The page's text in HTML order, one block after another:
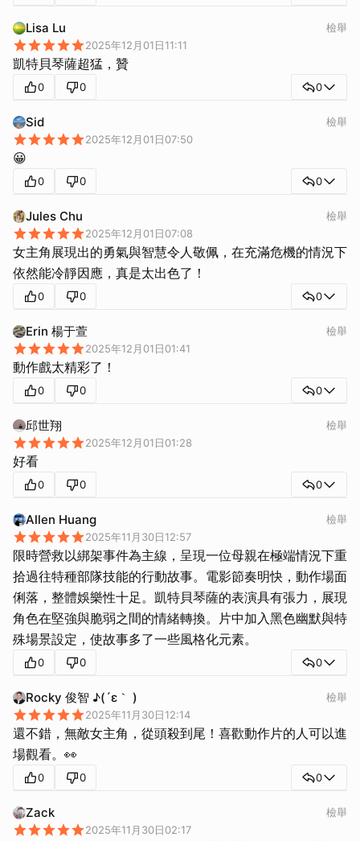
Lisa Lu
2025年12月01日11:11
檢舉
凱特貝琴薩超猛，贊
0 0 0
Sid
2025年12月01日07:50
檢舉
😀
0 0 0
Jules Chu
2025年12月01日07:08
檢舉
女主角展現出的勇氣與智慧令人敬佩，在充滿危機的情況下
依然能冷靜因應，真是太出色了！
0 0 0
Erin 楊于萱
2025年12月01日01:41
檢舉
動作戲太精彩了！
0 0 0
邱世翔
2025年12月01日01:28
檢舉
好看
0 0 0
Allen Huang
2025年11月30日12:57
檢舉
限時營救以綁架事件為主線，呈現一位母親在極端情況下重
拾過往特種部隊技能的行動故事。電影節奏明快，動作場面
俐落，整體娛樂性十足。凱特貝琴薩的表演具有張力，展現
角色在堅強與脆弱之間的情緒轉換。片中加入黑色幽默與特
殊場景設定，使故事多了一些風格化元素。
0 0 0
Rocky 俊智 ♪(´ε｀ )
2025年11月30日12:14
檢舉
還不錯，無敵女主角，從頭殺到尾！喜歡動作片的人可以進
場觀看。👀
0 0 0
Zack
2025年11月30日02:17
檢舉